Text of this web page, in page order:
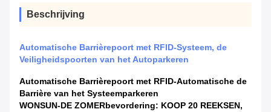
Beschrijving
Automatische Barrièrepoort met RFID-Systeem, de
Veiligheidspoorten van het Autoparkeren
Automatische Barrièrepoort met RFID-Automatische de
Barrière van het Systeemparkeren
WONSUN-DE ZOMERbevordering: KOOP 20 REEKSEN,